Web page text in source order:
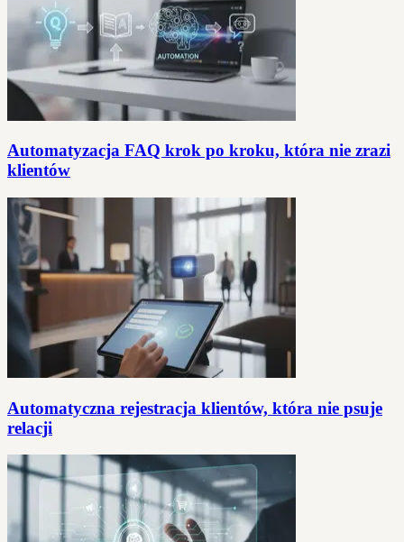
Automatyzacja FAQ krok po kroku, która nie zrazi
klientów
Automatyczna rejestracja klientów, która nie psuje
relacji